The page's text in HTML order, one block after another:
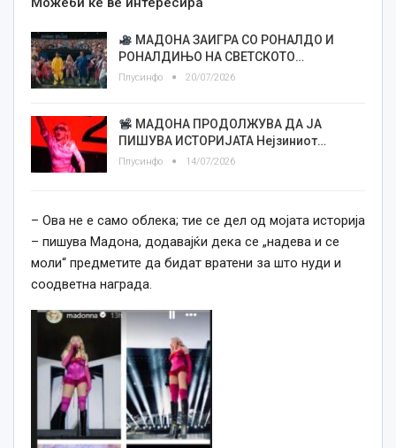
МАДОНА ЗАИГРА СО РОНАЛДО И
РОНАЛДИЊО НА СВЕТСКОТО…
Плусинфо 20/07/2026
МАДОНА ПРОДОЛЖУВА ДА ЈА
ПИШУВА ИСТОРИЈАТА Нејзиниот…
Плусинфо 14/07/2026
– Ова не е само облека; тие се дел од мојата историја
– пишува Мадона, додавајќи дека се „надева и се
моли“ предметите да бидат вратени за што нуди и
соодветна награда.